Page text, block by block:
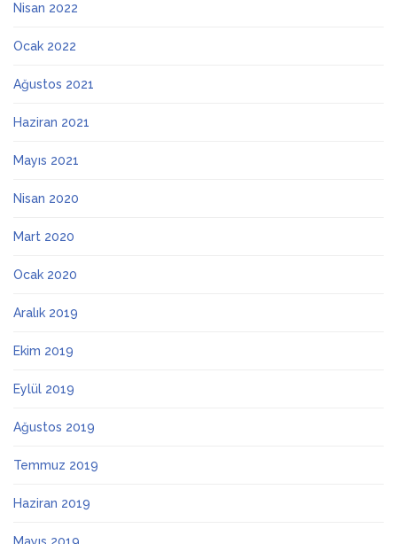
Nisan 2022
Ocak 2022
Ağustos 2021
Haziran 2021
Mayıs 2021
Nisan 2020
Mart 2020
Ocak 2020
Aralık 2019
Ekim 2019
Eylül 2019
Ağustos 2019
Temmuz 2019
Haziran 2019